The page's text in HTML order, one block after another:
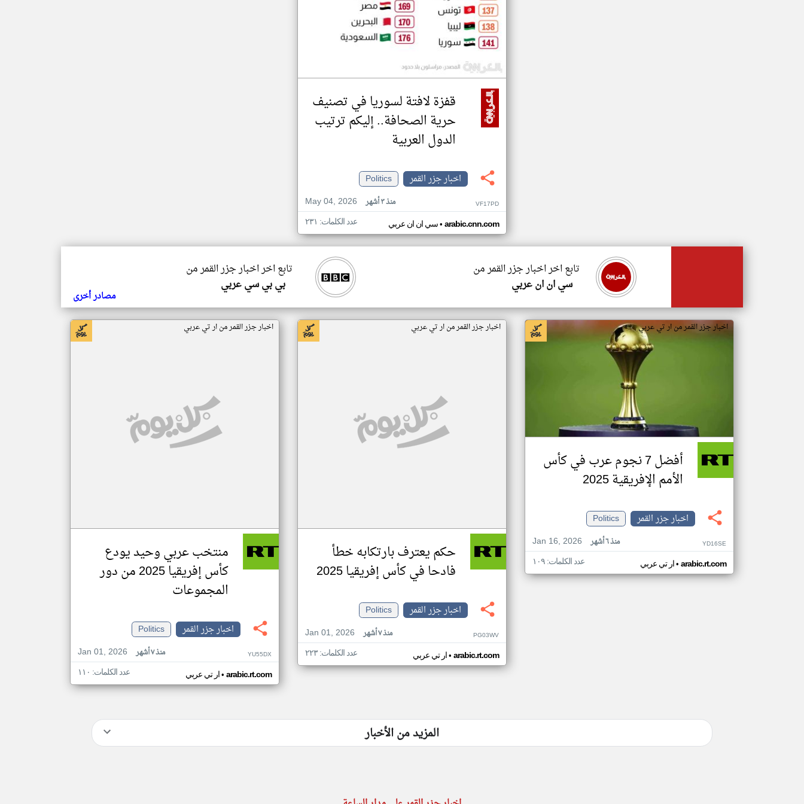
قفزة لافتة لسوريا في تصنيف
حرية الصحافة.. إليكم ترتيب
الدول العربية
اخبار جزر القمر
Politics
May 04, 2026
منذ ٣ أشهر VF17PD
سي ان ان عربي• arabic.cnn.com عدد الكلمات: ٢٣١
تابع اخر اخبار جزر القمر من
بي بي سي عربي
تابع اخر اخبار جزر القمر من
سي ان ان عربي
مصادر أخرى
اخبار جزر القمر من ار تي عربي
أفضل 7 نجوم عرب في كأس
الأمم الإفريقية 2025
اخبار جزر القمر
Politics
Jan 16, 2026
منذ ٦ أشهر YD16SE
ار تي عربي• arabic.rt.com عدد الكلمات: ١٠٩
اخبار جزر القمر من ار تي عربي
حكم يعترف بارتكابه خطأ
فادحا في كأس إفريقيا 2025
اخبار جزر القمر
Politics
Jan 01, 2026
منذ ٧ أشهر PG03WV
ار تي عربي• arabic.rt.com عدد الكلمات: ٢٢٣
اخبار جزر القمر من ار تي عربي
منتخب عربي وحيد يودع
كأس إفريقيا 2025 من دور
المجموعات
اخبار جزر القمر
Politics
Jan 01, 2026
منذ ٧ أشهر YU55DX
ار تي عربي• arabic.rt.com عدد الكلمات: ١١٠
المزيد من الأخبار